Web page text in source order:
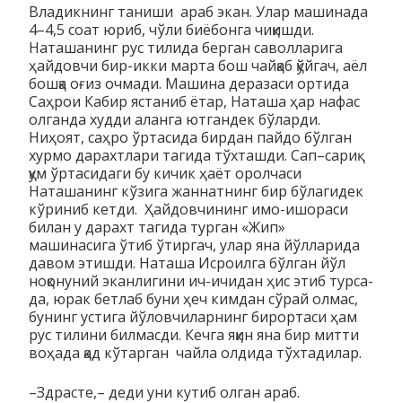
Владикнинг таниши араб экан. Улар машинада
4–4,5 соат юриб, чўли биёбонга чиқишди.
Наташанинг рус тилида берган саволларига
ҳайдовчи бир-икки марта бош чайқаб қўйгач, аёл
бошқа оғиз очмади. Машина деразаси ортида
Саҳрои Кабир ястаниб ётар, Наташа ҳар нафас
олганда худди аланга ютгандек бўларди.
Ниҳоят, саҳро ўртасида бирдан пайдо бўлган
хурмо дарахтлари тагида тўхташди. Сап–сариқ
қум ўртасидаги бу кичик ҳаёт оролчаси
Наташанинг кўзига жаннатнинг бир бўлагидек
кўриниб кетди. Ҳайдовчининг имо-ишораси
билан у дарахт тагида турган «Жип»
машинасига ўтиб ўтиргач, улар яна йўлларида
давом этишди. Наташа Исроилга бўлган йўл
ноқонуний эканлигини ич-ичидан ҳис этиб турса-
да, юрак бетлаб буни ҳеч кимдан сўрай олмас,
бунинг устига йўловчиларнинг бирортаси ҳам
рус тилини билмасди. Кечга яқин яна бир митти
воҳада қад кўтарган чайла олдида тўхтадилар.
–Здрасте,– деди уни кутиб олган араб.